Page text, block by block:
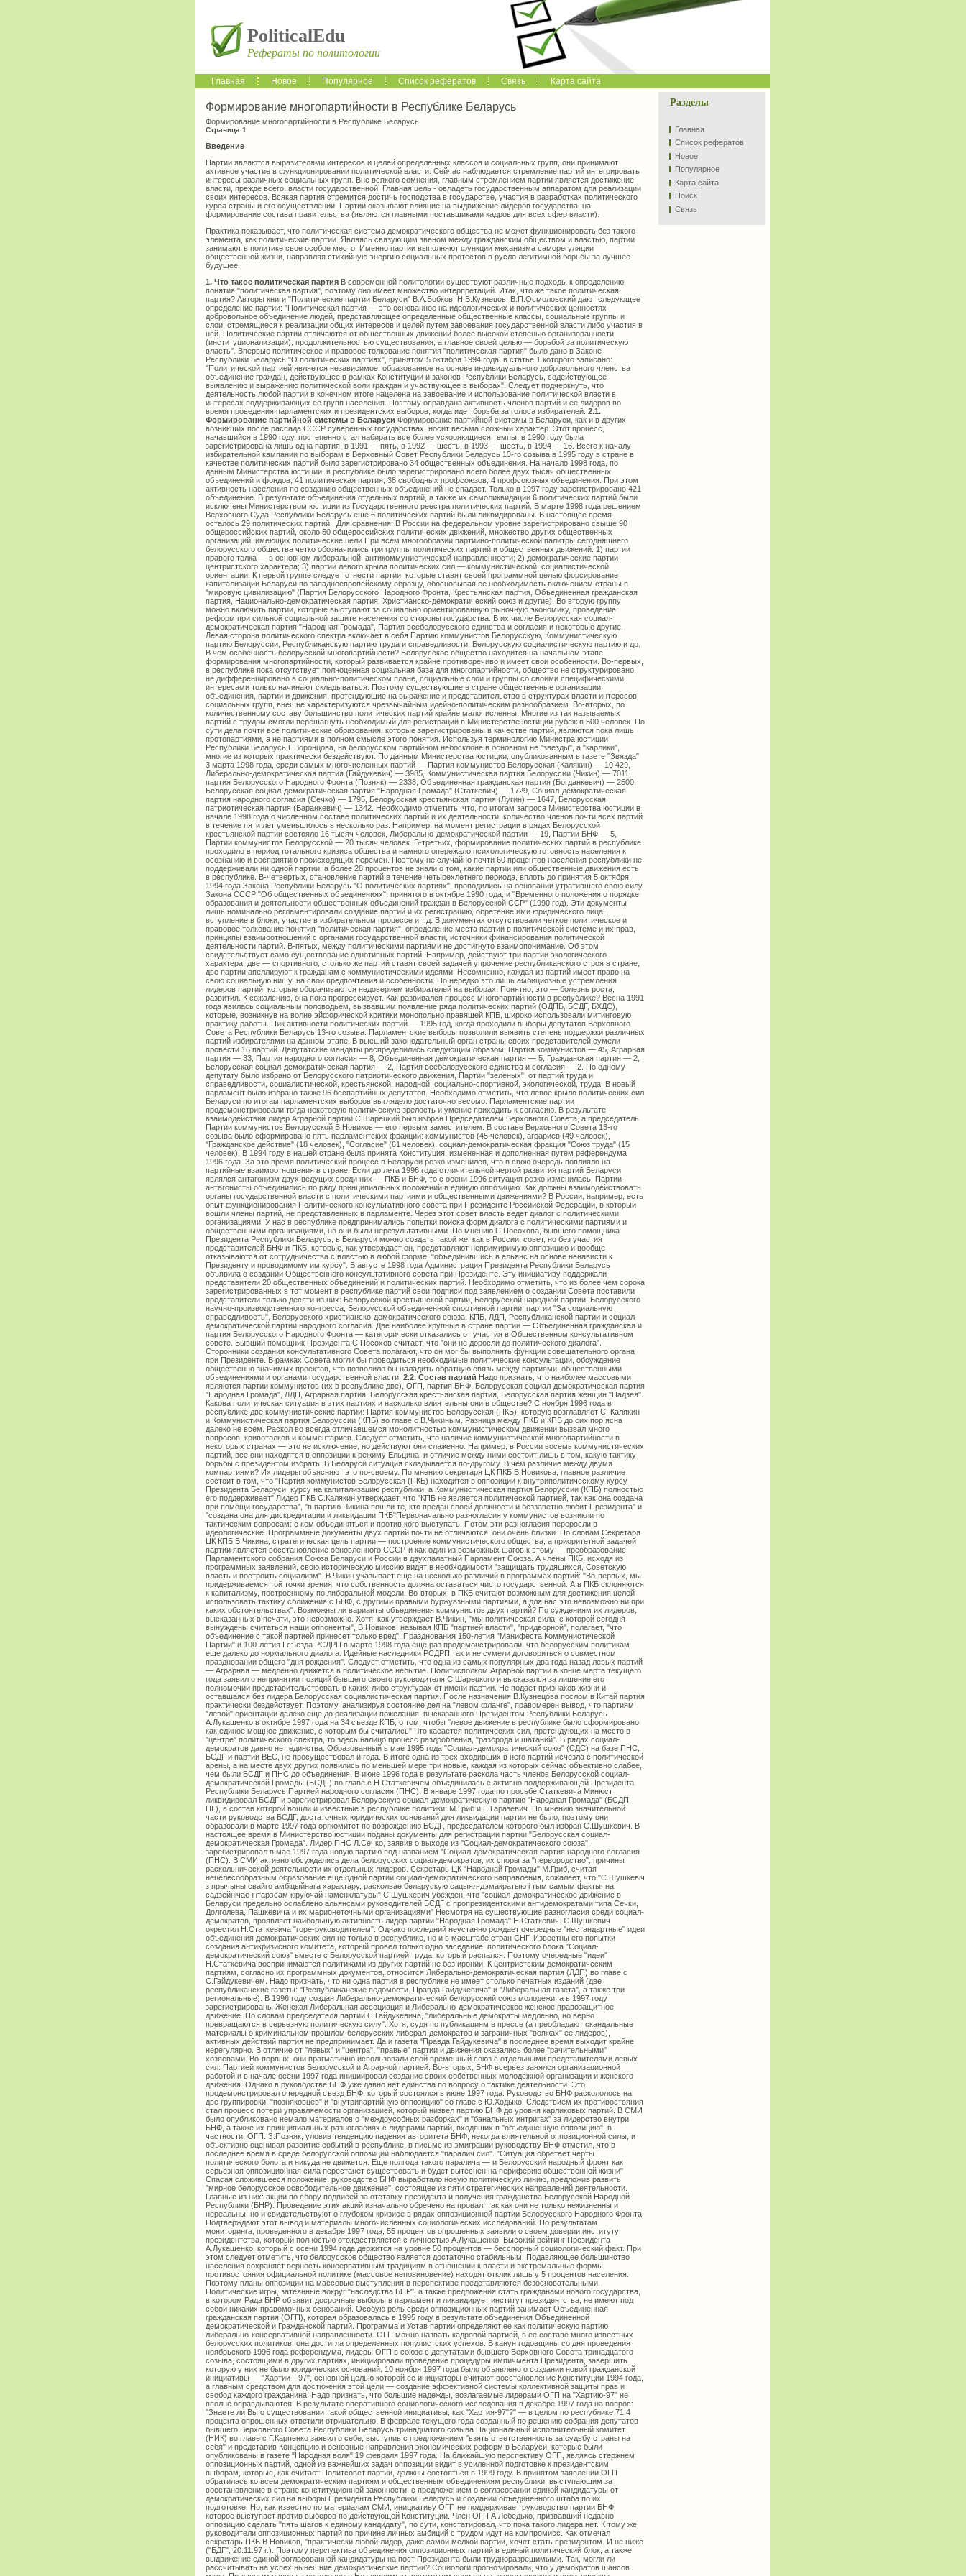
PoliticalEdu
Рефераты по политологии
Главная Новое Популярное Список рефератов Связь Карта сайта
Формирование многопартийности в Республике Беларусь
Формирование многопартийности в Республике Беларусь
Страница 1
Введение
Партии являются выразителями интересов и целей определенных классов и социальных групп, они принимают
активное участие в функционировании политической власти. Сейчас наблюдается стремление партий интегрировать
интересы различных социальных групп. Вне всякого сомнения, главным стремлением партии является достижение
власти, прежде всего, власти государственной. Главная цель - овладеть государственным аппаратом для реализации
своих интересов. Всякая партия стремится достичь господства в государстве, участия в разработках политического
курса страны и его осуществлении. Партии оказывают влияние на выдвижение лидеров государства, на
формирование состава правительства (являются главными поставщиками кадров для всех сфер власти).
Практика показывает, что политическая система демократического общества не может функционировать без такого
элемента, как политические партии. Являясь связующим звеном между гражданским обществом и властью, партии
занимают в политике свое особое место. Именно партии выполняют функции механизма саморегуляции
общественной жизни, направляя стихийную энергию социальных протестов в русло легитимной борьбы за лучшее
будущее.
1. Что такое политическая партия В современной политологии существуют различные подходы к определению
понятия "политическая партия", поэтому оно имеет множество интерпретаций. Итак, что же такое политическая
партия? Авторы книги "Политические партии Беларуси" В.А.Бобков, Н.В.Кузнецов, В.П.Осмоловский дают следующее
определение партии: "Политическая партия — это основанное на идеологических и политических ценностях
добровольное объединение людей, представляющее определенные общественные классы, социальные группы и
слои, стремящиеся к реализации общих интересов и целей путем завоевания государственной власти либо участия в
ней. Политические партии отличаются от общественных движений более высокой степенью организованности
(институционализации), продолжительностью существования, а главное своей целью — борьбой за политическую
власть". Впервые политическое и правовое толкование понятия "политическая партия" было дано в Законе
Республики Беларусь "О политических партиях", принятом 5 октября 1994 года, в статье 1 которого записано:
"Политической партией является независимое, образованное на основе индивидуального добровольного членства
объединение граждан, действующее в рамках Конституции и законов Республики Беларусь, содействующее
выявлению и выражению политической воли граждан и участвующее в выборах". Следует подчеркнуть, что
деятельность любой партии в конечном итоге нацелена на завоевание и использование политической власти в
интересах поддерживающих ее групп населения. Поэтому оправдана активность членов партий и ее лидеров во
время проведения парламентских и президентских выборов, когда идет борьба за голоса избирателей. 2.1.
Формирование партийной системы в Беларуси Формирование партийной системы в Беларуси, как и в других возникших после распада СССР суверенных государствах, носит весьма сложный характер. Этот процесс, начавшийся в 1990 году, постепенно стал набирать все более ускоряющиеся темпы: в 1990 году была зарегистрирована лишь одна партия, в 1991 — пять, в 1992 — шесть, в 1993 — шесть, в 1994 — 16. Всего к началу избирательной кампании по выборам в Верховный Совет Республики Беларусь 13-го созыва в 1995 году в стране в качестве политических партий было зарегистрировано 34 общественных объединения. На начало 1998 года, по данным Министерства юстиции, в республике было зарегистрировано всего более двух тысяч общественных объединений и фондов, 41 политическая партия, 38 свободных профсоюзов, 4 профсоюзных объединения. При этом активность населения по созданию общественных объединений не спадает. Только в 1997 году зарегистрировано 421 объединение. В результате объединения отдельных партий, а также их самоликвидации 6 политических партий были исключены Министерством юстиции из Государственного реестра политических партий. В марте 1998 года решением Верховного Суда Республики Беларусь еще 6 политических партий были ликвидированы. В настоящее время осталось 29 политических партий . Для сравнения: В России на федеральном уровне зарегистрировано свыше 90 общероссийских партий, около 50 общероссийских политических движений, множество других общественных организаций, имеющих политические цели При всем многообразии партийно-политической палитры сегодняшнего белорусского общества четко обозначились три группы политических партий и общественных движений: 1) партии правого толка — в основном либеральной, антикоммунистической направленности; 2) демократические партии центристского характера; 3) партии левого крыла политических сил — коммунистической, социалистической ориентации. К первой группе следует отнести партии, которые ставят своей программной целью форсирование капитализации Беларуси по западноевропейскому образцу, обосновывая ее необходимость включением страны в "мировую цивилизацию" (Партия Белорусского Народного Фронта, Крестьянская партия, Объединенная гражданская партия, Национально-демократическая партия, Христианско-демократический союз и другие). Во вторую группу можно включить партии, которые выступают за социально ориентированную рыночную экономику, проведение реформ при сильной социальной защите населения со стороны государства. В их числе Белорусская социал-демократическая партия "Народная Громада", Партия всебелорусского единства и согласия и некоторые другие. Левая сторона политического спектра включает в себя Партию коммунистов Белорусскую, Коммунистическую партию Белоруссии, Республиканскую партию труда и справедливости, Белорусскую социалистическую партию и др. В чем особенность белорусской многопартийности? Белорусское общество находится на начальном этапе формирования многопартийности, который развивается крайне противоречиво и имеет свои особенности. Во-первых, в республике пока отсутствует полноценная социальная база для многопартийности, общество не структурировано, не дифференцировано в социально-политическом плане, социальные слои и группы со своими специфическими интересами только начинают складываться. Поэтому существующие в стране общественные организации, объединения, партии и движения, претендующие на выражение и представительство в структурах власти интересов социальных групп, внешне характеризуются чрезвычайным идейно-политическим разнообразием. Во-вторых, по количественному составу большинство политических партий крайне малочисленны. Многие из так называемых партий с трудом смогли перешагнуть необходимый для регистрации в Министерстве юстиции рубеж в 500 человек. По сути дела почти все политические образования, которые зарегистрированы в качестве партий, являются пока лишь протопартиями, а не партиями в полном смысле этого понятия. Используя терминологию Министра юстиции Республики Беларусь Г.Воронцова, на белорусском партийном небосклоне в основном не "звезды", а "карлики", многие из которых практически бездействуют. По данным Министерства юстиции, опубликованным в газете "Звязда" 3 марта 1998 года, среди самых многочисленных партий — Партия коммунистов Белорусская (Калякин) — 10 429, Либерально-демократическая партия (Гайдукевич) — 3985, Коммунистическая партия Белоруссии (Чикин) — 7011, партия Белорусского Народного Фронта (Позняк) — 2338, Объединенная гражданская партия (Богданкевич) — 2500, Белорусская социал-демократическая партия "Народная Громада" (Статкевич) — 1729, Социал-демократическая партия народного согласия (Сечко) — 1795, Белорусская крестьянская партия (Лугин) — 1647, Белорусская патриотическая партия (Баранкевич) — 1342. Необходимо отметить, что, по итогам запроса Министерства юстиции в начале 1998 года о численном составе политических партий и их деятельности, количество членов почти всех партий в течение пяти лет уменьшилось в несколько раз. Например, на момент регистрации в рядах Белорусской крестьянской партии состояло 16 тысяч человек, Либерально-демократической партии — 19, Партии БНФ — 5, Партии коммунистов Белорусской — 20 тысяч человек. В-третьих, формирование политических партий в республике проходило в период тотального кризиса общества и намного опережало психологическую готовность населения к осознанию и восприятию происходящих перемен. Поэтому не случайно почти 60 процентов населения республики не поддерживали ни одной партии, а более 28 процентов не знали о том, какие партии или общественные движения есть в республике. В-четвертых, становление партий в течение четырехлетнего периода, вплоть до принятия 5 октября 1994 года Закона Республики Беларусь "О политических партиях", проводились на основании утратившего свою силу Закона СССР "Об общественных объединениях", принятого в октябре 1990 года, и "Временного положения о порядке образования и деятельности общественных объединений граждан в Белорусской ССР" (1990 год). Эти документы лишь номинально регламентировали создание партий и их регистрацию, обретение ими юридического лица, вступление в блоки, участие в избирательном процессе и т.д. В документах отсутствовали четкое политическое и правовое толкование понятия "политическая партия", определение места партии в политической системе и их прав, принципы взаимоотношений с органами государственной власти, источники финансирования политической деятельности партий. В-пятых, между политическими партиями не достигнуто взаимопонимание. Об этом свидетельствует само существование однотипных партий. Например, действуют три партии экологического характера, две — спортивного, столько же партий ставят своей задачей упрочение республиканского строя в стране, две партии апеллируют к гражданам с коммунистическими идеями. Несомненно, каждая из партий имеет право на свою социальную нишу, на свои предпочтения и особенности. Но нередко это лишь амбициозные устремления лидеров партий, которые оборачиваются недоверием избирателей на выборах. Понятно, это — болезнь роста, развития. К сожалению, она пока прогрессирует. Как развивался процесс многопартийности в республике? Весна 1991 года явилась социальным половодьем, вызвавшим появление ряда политических партий (ОДПБ, БСДГ, БХДС), которые, возникнув на волне эйфорической критики монопольно правящей КПБ, широко использовали митинговую практику работы. Пик активности политических партий — 1995 год, когда проходили выборы депутатов Верховного Совета Республики Беларусь 13-го созыва. Парламентские выборы позволили выявить степень поддержки различных партий избирателями на данном этапе. В высший законодательный орган страны своих представителей сумели провести 16 партий. Депутатские мандаты распределились следующим образом: Партия коммунистов — 45, Аграрная партия — 33, Партия народного согласия — 8, Объединенная демократическая партия — 5, Гражданская партия — 2, Белорусская социал-демократическая партия — 2, Партия всебелорусского единства и согласия — 2. По одному депутату было избрано от Белорусского патриотического движения, Партии "зеленых", от партий труда и справедливости, социалистической, крестьянской, народной, социально-спортивной, экологической, труда. В новый парламент было избрано также 96 беспартийных депутатов. Необходимо отметить, что левое крыло политических сил Беларуси по итогам парламентских выборов выглядело достаточно весомо. Парламентские партии продемонстрировали тогда некоторую политическую зрелость и умение приходить к согласию. В результате взаимодействия лидер Аграрной партии С.Шарецкий был избран Председателем Верховного Совета, а председатель Партии коммунистов Белорусской В.Новиков — его первым заместителем. В составе Верховного Совета 13-го созыва было сформировано пять парламентских фракций: коммунистов (45 человек), аграриев (49 человек), "Гражданское действие" (18 человек), "Согласие" (61 человек), социал-демократическая фракция "Союз труда" (15 человек). В 1994 году в нашей стране была принята Конституция, измененная и дополненная путем референдума 1996 года. За это время политический процесс в Беларуси резко изменился, что в свою очередь повлияло на партийные взаимоотношения в стране. Если до лета 1996 года отличительной чертой развития партий Беларуси являлся антагонизм двух ведущих среди них — ПКБ и БНФ, то с осени 1996 ситуация резко изменилась. Партии- антагонисты объединились по ряду принципиальных положений в единую оппозицию. Как должны взаимодействовать органы государственной власти с политическими партиями и общественными движениями? В России, например, есть опыт функционирования Политического консультативного совета при Президенте Российской Федерации, в который вошли члены партий, не представленных в парламенте. Через этот совет власть ведет диалог с политическими организациями. У нас в республике предпринимались попытки поиска форм диалога с политическими партиями и общественными организациями, но они были нерезультативными. По мнению С.Посохова, бывшего помощника Президента Республики Беларусь, в Беларуси можно создать такой же, ка
2.2. Состав партий Надо признать, что наиболее массовыми являются партии коммунистов (их в республике две), ОГП, партия БНФ, Белорусская социал-демократическая партия "Народная Громада", ЛДП, Аграрная партия, Белорусская крестьянская партия, Белорусская партия женщин "Надзея". Какова политическая ситуация в этих партиях и насколько влиятельны они в обществе? С ноября 1996 года в республике две коммунистические партии: Партия коммунистов Белорусская (ПКБ), которую возглавляет С. Калякин и Коммунистическая партия Белоруссии (КПБ) во главе с В.Чикиным. Разница между ПКБ и КПБ до сих пор ясна далеко не всем. Раскол во всегда отличавшемся монолитностью коммунистическом движении вызвал много вопросов, кривотолков и комментариев. Следует отметить, что наличие коммунистической многопартийности в некоторых странах — это не исключение, но действуют они слаженно. Например, в России восемь коммунистических партий, все они находятся в оппозиции к режиму Ельцина, и отличие между ними состоит лишь в том, какую тактику борьбы с президентом избрать. В Беларуси ситуация складывается по-другому. В чем различие между двумя компартиями? Их лидеры объясняют это по-своему. По мнению секретаря ЦК ПКБ В.Новикова, главное различие состоит в том, что "Партия коммунистов Белорусская (ПКБ) находится в оппозиции к внутриполитическому курсу Президента Беларуси, курсу на капитализацию республики, а Коммунистическая партия Белоруссии (КПБ) полностью его поддерживает" Лидер ПКБ С.Калякин утверждает, что "КПБ не является политической партией, так как она создана при помощи государства", "в партию Чикина пошли те, кто предан своей должности и беззаветно любит Президента" и "создана она для дискредитации и ликвидации ПКБ"Первоначально разногласия у коммунистов возникли по тактическим вопросам: с кем объединяться и против кого выступать. Потом эти разногласия переросли в идеологические. Программные документы двух партий почти не отличаются, они очень близки. По словам Секретаря ЦК КПБ В.Чикина, стратегическая цель партии — построение коммунистического общества, а приоритетной задачей партии является восстановление обновленного СССР, и как один из возможных шагов к этому — преобразование Парламентского собрания Союза Беларуси и России в двухпалатный Парламент Союза. А члены ПКБ, исходя из программных заявлений, свою историческую миссию видят в необходимости "защищать трудящихся, Советскую власть и построить социализм". В.Чикин указывает еще на несколько различий в программах партий: "Во-первых, мы придерживаемся той точки зрения, что собственность должна оставаться чисто государственной. А в ПКБ склоняются к капитализму, построенному по либеральной модели. Во-вторых, в ПКБ считают возможным для достижения целей использовать тактику сближения с БНФ, с другими правыми буржуазными партиями, а для нас это невозможно ни при каких обстоятельствах". Возможны ли варианты объединения коммунистов двух партий? По суждениям их лидеров, высказанных в печати, это невозможно. Хотя, как утверждает В.Чикин, "мы политическая сила, с которой сегодня вынуждены считаться наши оппоненты", В.Новиков, называя КПБ "партией власти", "придворной", полагает, "что объединение с такой партией принесет только вред". Празднования 150-летия "Манифеста Коммунистической Партии" и 100-летия I съезда РСДРП в марте 1998 года еще раз продемонстрировали, что белорусским политикам еще далеко до нормального диалога. Идейные наследники РСДРП так и не сумели договориться о совместном праздновании общего "дня рождения". Следует отметить, что одна из самых популярных два года назад левых партий — Аграрная — медленно движется в политическое небытие. Политисполком Аграрной партии в конце марта текущего года заявил о непринятии позиций бывшего своего руководителя С.Шарецкого и высказался за лишение его полномочий представительствовать в каких-либо структурах от имени партии. Не подает признаков жизни и оставшаяся без лидера Белорусская социалистическая партия. После назначения В.Кузнецова послом в Китай партия практически бездействует. Поэтому, анализируя состояние дел на "левом фланге", правомерен вывод, что партиям "левой" ориентации далеко еще до реализации пожелания, высказанного Президентом Республики Беларусь А.Лукашенко в октябре 1997 года на 34 съезде КПБ, о том, чтобы "левое движение в республике было сформировано как единое мощное движение, с которым бы считались" Что касается политических сил, претендующих на место в "центре" политического спектра, то здесь налицо процесс раздробления, "разброда и шатаний". В рядах социал-демократов давно нет единства. Образованный в мае 1995 года "Социал-демократический союз" (СДС) на базе ПНС, БСДГ и партии ВЕС, не просуществовал и года. В итоге одна из трех входивших в него партий исчезла с политической арены, а на месте двух других появились по меньшей мере три новые, каждая из которых сейчас объективно слабее, чем были БСДГ и ПНС до объединения. В июне 1996 года в результате раскола часть членов Белорусской социал-демократической Громады (БСДГ) во главе с Н.Статкевичем объединилась с активно поддерживающей Президента Республики Беларусь Партией народного согласия (ПНС). В январе 1997 года по просьбе Статкевича Минюст ликвидировал БСДГ и зарегистрировал Белорусскую социал-демократическую партию "Народная Громада" (БСДП-НГ), в состав которой вошли и известные в республике политики: М.Гриб и Г.Таразевич. По мнению значительной части руководства БСДГ, достаточных юридических оснований для ликвидации партии не было, поэтому они образовали в марте 1997 года оргкомитет по возрождению БСДГ, председателем которого был избран С.Шушкевич. В настоящее время в Министерство юстиции поданы документы для регистрации партии "Белорусская социал-демократическая Громада". Лидер ПНС Л.Сечко, заявив о выходе из "Социал-демократического союза", зарегистрировал в мае 1997 года новую партию под названием "Социал-демократическая партия народного согласия (ПНС). В СМИ активно обсуждались дела белорусских социал-демократов, их споры за "первородство", причины раскольнической деятельности их отдельных лидеров. Секретарь ЦК "Народнай Громады" М.Гриб, считая нецелесообразным образование еще одной партии социал-демократического направления, сожалеет, что "С.Шушкевiч з прычыны свайго амбiцыйнага характару, расколвае беларускую сацыял-дэмакратыю i тым самым фактычна садзейнiчае iнтарэсам кiруючай наменклатуры" С.Шушкевич убежден, что "социал-демократическое движение в Беларуси предельно ослаблено альянсами руководителей БСДГ с пропрезидентскими антидемократами типа Сечки, Долголева, Пашкевича и их марионеточными организациями" Несмотря на существующие разногласия среди социал-демократов, проявляет наибольшую активность лидер партии "Народная Громада" Н.Статкевич. С.Шушкевич окрестил Н.Статкевича "горе-руководителем". Однако последний неустанно рождает очередные "нестандартные" идеи объединения демократических сил не только в республике, но и в масштабе стран СНГ. Известны его попытки создания антикризисного комитета, который провел только одно заседание, политического блока "Социал-демократический союз" вместе с Белорусской партией труда, который распался. Поэтому очередные "идеи" Н.Статкевича воспринимаются политиками из других партий не без иронии. К центристским демократическим партиям, согласно их программных документов, относится Либерально-демократическая партия (ЛДП) во главе с С.Гайдукевичем. Надо признать, что ни одна партия в республике не имеет столько печатных изданий (две республиканские газеты: "Республиканские ведомости. Правда Гайдукевича" и "Либеральная газета", а также три региональные). В 1996 году создан Либерально-демократический белорусский союз молодежи, а в 1997 году зарегистрированы Женская Либеральная ассоциация и Либерально-демократическое женское правозащитное движение. По словам председателя партии С.Гайдукевича, "либеральные демократы медленно, но верно превращаются в серьезную политическую силу". Хотя, судя по публикациям в прессе (а преобладают скандальные материалы о криминальном прошлом белорусских либерал-демократов и заграничных "вояжах" ее лидеров), активных действий партия не предпринимает. Да и газета "Правда Гайдукевича" в последнее время выходит крайне нерегулярно. В отличие от "левых" и "центра", "правые" партии и движения оказались более "рачительными" хозяевами. Во-первых, они прагматично использовали свой временный союз с отдельными представителями левых сил: Партией коммунистов Белорусской и Аграрной партией. Во-вторых, БНФ всерьез занялся организационной работой и в начале осени 1997 года инициировал создание своих собственных молодежной организации и женского движения. Однако в руководстве БНФ уже давно нет единства по вопросу о тактике деятельности. Это продемонстрировал очередной съезд БНФ, который состоялся в июне 1997 года. Руководство БНФ раскололось на две группировки: "позняковцев" и "внутрипартийную оппозицию" во главе с Ю.Ходыко. Следствием их противостояния стал процесс потери управляемости организацией, который низвел партию БНФ до уровня карликовых партий. В СМИ было опубликовано немало материалов о "междоусобных разборках" и "банальных интригах" за лидерство внутри БНФ, а также их принципиальных разногласиях с лидерами партий, входящих в "объединенную оппозицию", в частности, ОГП. З.Позняк, уловив тенденцию падения авторитета БНФ, некогда влиятельной оппозиционной силы, и объективно оценивая развитие событий в республике, в письме из эмиграции руководству БНФ отметил, что в последнее время в среде белорусской оппозиции наблюдается "паралич сил". "Ситуация обретает черты политического болота и никуда не движется. Еще полгода такого паралича — и Белорусский народный фронт как серьезная оппозиционная сила перестанет существовать и будет вытеснен на периферию общественной жизни" Спасая сложившееся положение, руководство БНФ выработало новую политическую линию, предложив развить "мирное белорусское освободительное движение", состоящее из пяти стратегических направлений деятельности. Главные из них: акции по сбору подписей за отставку президен
Разделы
Главная
Список рефератов
Новое
Популярное
Карта сайта
Поиск
Связь